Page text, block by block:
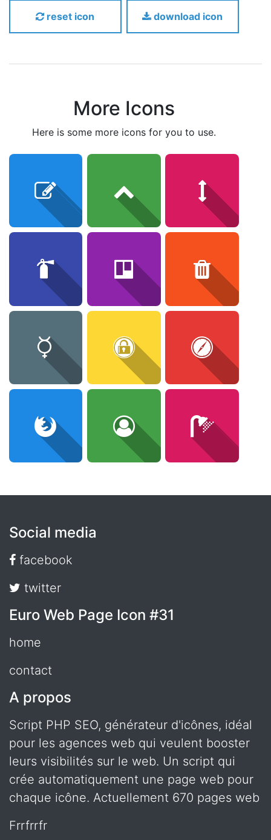
reset icon download icon
More Icons
here is some more icons for you to use.
Social media
facebook
twitter
Euro Web Page Icon #31
home
contact
A propos
Script PHP SEO, générateur d'icônes, idéal
pour les agences web qui veulent booster
leurs visibilités sur le web. Un script qui
crée automatiquement une page web pour
chaque icône. Actuellement 670 pages web
frrfrrfr